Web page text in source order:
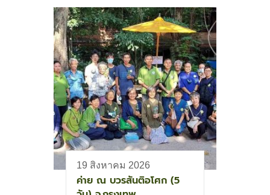
19 สิงหาคม 2026
ค่าย ณ บวรสันติอโศก (5